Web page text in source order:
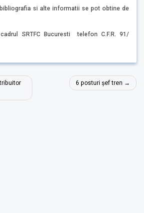
si alte informatii se pot obtine de
SRTFC Bucuresti telefon C.F.R. 91/
6 posturi șef tren